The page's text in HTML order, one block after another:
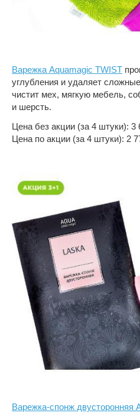
Варежка Aquamagic TWIST
углубления и удаляет
чистит мех, мягкую мебель,
и шерсть.
Цена без акции (за 4 штуки): 3
Цена по акции (за 4 штуки): 2
Варежка-спонж двусторонняя